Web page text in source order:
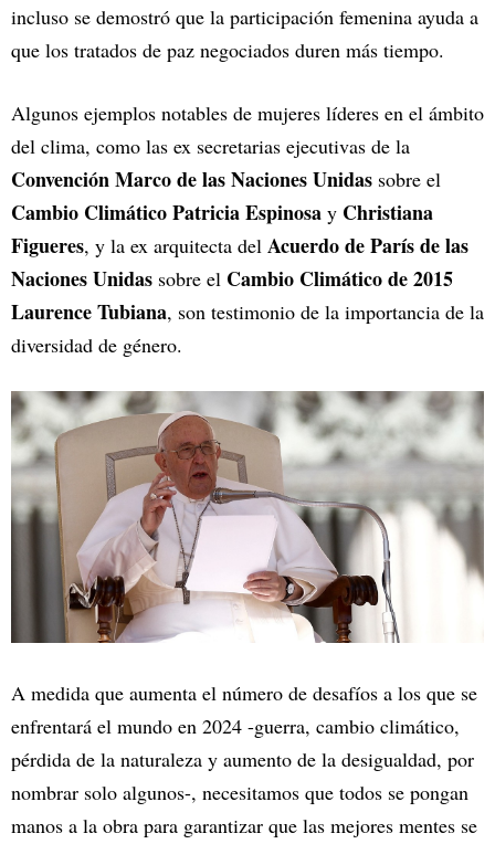
incluso se demostró que la participación femenina ayuda a
que los tratados de paz negociados duren más tiempo.
Algunos ejemplos notables de mujeres líderes en el ámbito
del clima, como las ex secretarias ejecutivas de la
Convención Marco de las Naciones Unidas sobre el
Cambio Climático Patricia Espinosa y Christiana
Figueres, y la ex arquitecta del Acuerdo de París de las
Naciones Unidas sobre el Cambio Climático de 2015
Laurence Tubiana, son testimonio de la importancia de la
diversidad de género.
A medida que aumenta el número de desafíos a los que se
enfrentará el mundo en 2024 -guerra, cambio climático,
pérdida de la naturaleza y aumento de la desigualdad, por
nombrar solo algunos-, necesitamos que todos se pongan
manos a la obra para garantizar que las mejores mentes se